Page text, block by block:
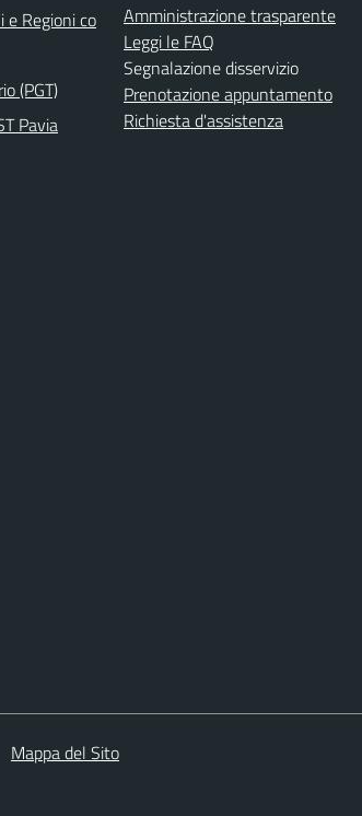
e Regioni co
(PGT)
Pavia
Amministrazione trasparente
Leggi le FAQ
Segnalazione disservizio
Prenotazione appuntamento
Richiesta d'assistenza
Mappa del Sito